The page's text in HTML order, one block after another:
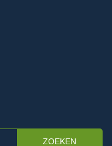
ZOEKEN